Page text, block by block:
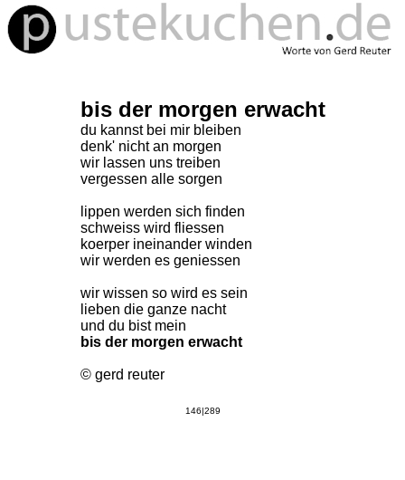
bis der morgen erwacht
du kannst bei mir bleiben
denk' nicht an morgen
wir lassen uns treiben
vergessen alle sorgen
lippen werden sich finden
schweiss wird fliessen
koerper ineinander winden
wir werden es geniessen
wir wissen so wird es sein
lieben die ganze nacht
und du bist mein
bis der morgen erwacht
© gerd reuter
146|289